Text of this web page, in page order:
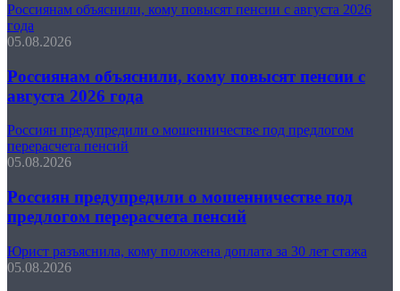
Россиянам объяснили, кому повысят пенсии с августа 2026
года
05.08.2026
Россиянам объяснили, кому повысят пенсии с
августа 2026 года
Россиян предупредили о мошенничестве под предлогом
перерасчета пенсий
05.08.2026
Россиян предупредили о мошенничестве под
предлогом перерасчета пенсий
Юрист разъяснила, кому положена доплата за 30 лет стажа
05.08.2026